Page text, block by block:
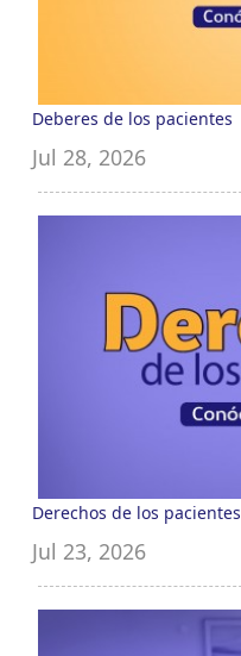
Deberes de los pacientes
Jul 28, 2026
Derechos de los pacientes
Jul 23, 2026